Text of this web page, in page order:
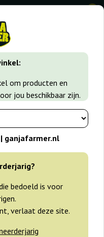
om producten en
jou beschikbaar zijn.
ganjafarmer.nl
bedoeld is voor
verlaat deze site.
0
Gefeminiseerde Wietzaden